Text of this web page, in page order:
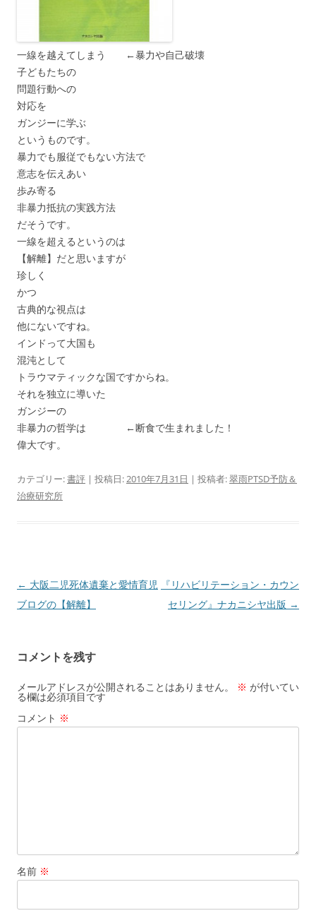
一線を越えてしまう ←暴力や自己破壊
子どもたちの
問題行動への
対応を
ガンジーに学ぶ
というものです。
暴力でも服従でもない方法で
意志を伝えあい
歩み寄る
非暴力抵抗の実践方法
だそうです。
一線を超えるというのは
【解離】だと思いますが
珍しく
かつ
古典的な視点は
他にないですね。
インドって大国も
混沌として
トラウマティックな国ですからね。
それを独立に導いた
ガンジーの
非暴力の哲学は ←断食で生まれました！
偉大です。
カテゴリー:書評 | 投稿日:2010年7月31日 | 投稿者:翠雨PTSD予防＆
治療研究所
投
稿
ゲ
ー
シ
ョ
← 大阪二児死体遺棄と愛情育児
ブログの【解離】
『リハビリテーション・カウン
セリング』ナカニシヤ出版 →
コメントを残す
メールアドレスが公開されることはありません。 ※ が付いてい
る欄は必須項目です
コメント ※
名前 ※